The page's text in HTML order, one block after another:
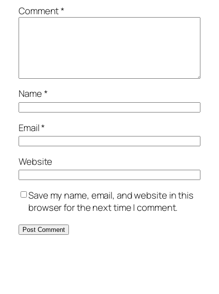
Comment*
Name*
Email*
Website
Save my name, email, and website in this
browser for the next time I comment.